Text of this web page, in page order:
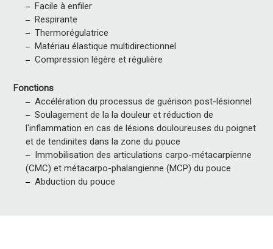
Facile à enfiler
Respirante
Thermorégulatrice
Matériau élastique multidirectionnel
Compression légère et régulière
Fonctions
Accélération du processus de guérison post-lésionnel
Soulagement de la la douleur et réduction de
l'inflammation en cas de lésions douloureuses du poignet
et de tendinites dans la zone du pouce
Immobilisation des articulations carpo-métacarpienne
(CMC) et métacarpo-phalangienne (MCP) du pouce
Abduction du pouce